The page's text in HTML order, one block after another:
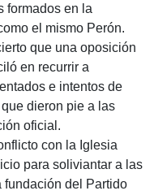
formados en la
el mismo Perón.
que una oposición
en recurrir a
e intentos de
dieron pie a las
oficial.
con la Iglesia
para soliviantar a las
fundación del Partido